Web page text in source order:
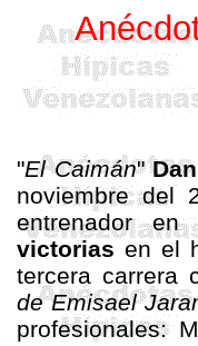
"El Caimán"
noviembre del
entrenador
victorias en el
tercera carrera
deEmisael
profesionales: